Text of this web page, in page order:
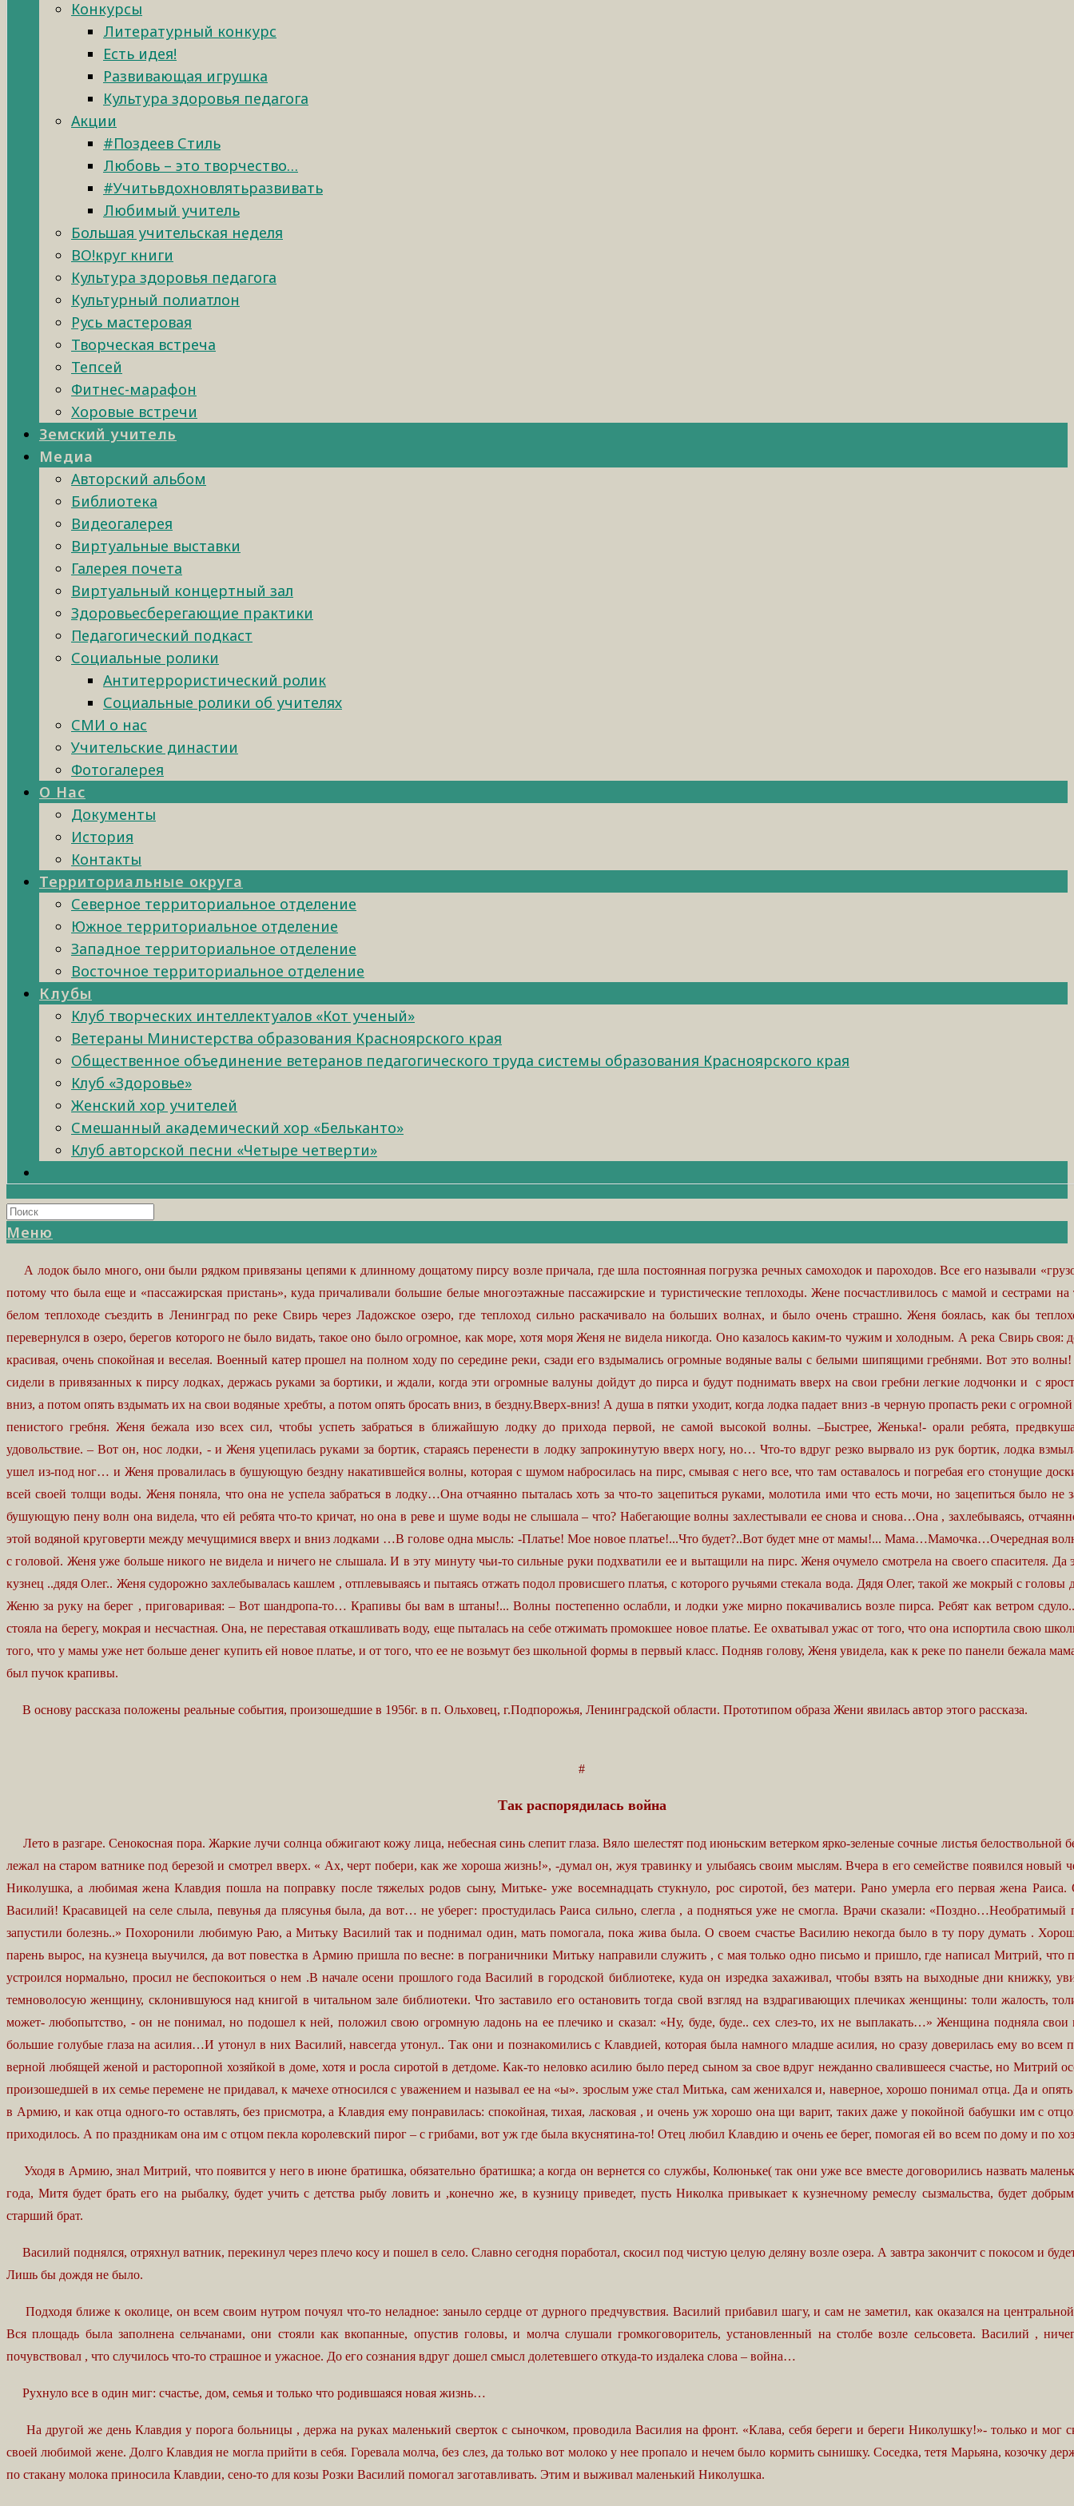
Конкурсы
Литературный конкурс
Есть идея!
Развивающая игрушка
Культура здоровья педагога
Акции
#Поздеев Стиль
Любовь – это творчество…
#Учитьвдохновлятьразвивать
Любимый учитель
Большая учительская неделя
ВО!круг книги
Культура здоровья педагога
Культурный полиатлон
Русь мастеровая
Творческая встреча
Тепсей
Фитнес-марафон
Хоровые встречи
Земский учитель
Медиа
Авторский альбом
Библиотека
Видеогалерея
Виртуальные выставки
Галерея почета
Виртуальный концертный зал
Здоровьесберегающие практики
Педагогический подкаст
Социальные ролики
Антитеррористический ролик
Социальные ролики об учителях
СМИ о нас
Учительские династии
Фотогалерея
О Нас
Документы
История
Контакты
Территориальные округа
Северное территориальное отделение
Южное территориальное отделение
Западное территориальное отделение
Восточное территориальное отделение
Клубы
Клуб творческих интеллектуалов «Кот ученый»
Ветераны Министерства образования Красноярского края
Общественное объединение ветеранов педагогического труда системы образования Красноярского края
Клуб «Здоровье»
Женский хор учителей
Смешанный академический хор «Бельканто»
Клуб авторской песни «Четыре четверти»
Меню
А лодок было много, они были рядком привязаны цепями к длинному дощатому пирсу возле причала, где шла постоянная погрузка речных самоходок и пароходов. Все его называли
потому что была еще и «пассажирская пристань», куда причаливали большие белые многоэтажные пассажирские и туристические теплоходы. Жене посчастливилось с мамой и сестрами
белом теплоходе съездить в Ленинград по реке Свирь через Ладожское озеро, где теплоход сильно раскачивало на больших волнах, и было очень страшно. Женя боялась, как бы
перевернулся в озеро, берегов которого не было видать, такое оно было огромное, как море, хотя моря Женя не видела никогда. Оно казалось каким-то чужим и холодным. А река Свирь своя:
красивая, очень спокойная и веселая. Военный катер прошел на полном ходу по середине реки, сзади его вздымались огромные водяные валы с белыми шипящими гребнями. Вот это волны!
сидели в привязанных к пирсу лодках, держась руками за бортики, и ждали, когда эти огромные валуны дойдут до пирса и будут поднимать вверх на свои гребни легкие лодчонки и с
вниз, а потом опять вздымать их на свои водяные хребты, а потом опять бросать вниз, в бездну.Вверх-вниз! А душа в пятки уходит, когда лодка падает вниз -в черную пропасть реки с
пенистого гребня. Женя бежала изо всех сил, чтобы успеть забраться в ближайшую лодку до прихода первой, не самой высокой волны. –Быстрее, Женька!- орали ребята,
удовольствие. – Вот он, нос лодки, - и Женя уцепилась руками за бортик, стараясь перенести в лодку запрокинутую вверх ногу, но… Что-то вдруг резко вырвало из рук бортик, лодка
ушел из-под ног… и Женя провалилась в бушующую бездну накатившейся волны, которая с шумом набросилась на пирс, смывая с него все, что там оставалось и погребая его стонущие
всей своей толщи воды. Женя поняла, что она не успела забраться в лодку…Она отчаянно пыталась хоть за что-то зацепиться руками, молотила ими что есть мочи, но зацепиться было не
бушующую пену волн она видела, что ей ребята что-то кричат, но она в реве и шуме воды не слышала – что? Набегающие волны захлестывали ее снова и снова…Она , захлебываясь,
этой водяной круговерти между мечущимися вверх и вниз лодками …В голове одна мысль: -Платье! Мое новое платье!...Что будет?..Вот будет мне от мамы!... Мама…Мамочка…Очередная
с головой. Женя уже больше никого не видела и ничего не слышала. И в эту минуту чьи-то сильные руки подхватили ее и вытащили на пирс. Женя очумело смотрела на своего спасителя. Да
кузнец ..дядя Олег.. Женя судорожно захлебывалась кашлем , отплевываясь и пытаясь отжать подол провисшего платья, с которого ручьями стекала вода. Дядя Олег, такой же мокрый с головы
Женю за руку на берег , приговаривая: – Вот шандропа-то… Крапивы бы вам в штаны!... Волны постепенно ослабли, и лодки уже мирно покачивались возле пирса. Ребят как ветром
стояла на берегу, мокрая и несчастная. Она, не переставая откашливать воду, еще пыталась на себе отжимать промокшее новое платье. Ее охватывал ужас от того, что она испортила свою
того, что у мамы уже нет больше денег купить ей новое платье, и от того, что ее не возьмут без школьной формы в первый класс. Подняв голову, Женя увидела, как к реке по панели бежала
был пучок крапивы.
В основу рассказа положены реальные события, произошедшие в 1956г. в п. Ольховец, г.Подпорожья, Ленинградской области. Прототипом образа Жени явилась автор этого рассказа.
#
Так распорядилась война
Лето в разгаре. Сенокосная пора. Жаркие лучи солнца обжигают кожу лица, небесная синь слепит глаза. Вяло шелестят под июньским ветерком ярко-зеленые сочные листья белоствольной
лежал на старом ватнике под березой и смотрел вверх. « Ах, черт побери, как же хороша жизнь!», -думал он, жуя травинку и улыбаясь своим мыслям. Вчера в его семействе появился новый
Николушка, а любимая жена Клавдия пошла на поправку после тяжелых родов сыну, Митьке- уже восемнадцать стукнуло, рос сиротой, без матери. Рано умерла его первая жена
Василий! Красавицей на селе слыла, певунья да плясунья была, да вот… не уберег: простудилась Раиса сильно, слегла , а подняться уже не смогла. Врачи сказали: «Поздно…Необратимый
запустили болезнь..» Похоронили любимую Раю, а Митьку Василий так и поднимал один, мать помогала, пока жива была. О своем счастье Василию некогда было в ту пору думать .
парень вырос, на кузнеца выучился, да вот повестка в Армию пришла по весне: в пограничники Митьку направили служить , с мая только одно письмо и пришло, где написал Митрий, что
устроился нормально, просил не беспокоиться о нем .В начале осени прошлого года Василий в городской библиотеке, куда он изредка захаживал, чтобы взять на выходные дни книжку,
темноволосую женщину, склонившуюся над книгой в читальном зале библиотеки. Что заставило его остановить тогда свой взгляд на вздрагивающих плечиках женщины: толи жалость,
может- любопытство, - он не понимал, но подошел к ней, положил свою огромную ладонь на ее плечико и сказал: «Ну, буде, буде.. сех слез-то, их не выплакать…» Женщина подняла свои
большие голубые глаза на асилия…И утонул в них Василий, навсегда утонул.. Так они и познакомились с Клавдией, которая была намного младше асилия, но сразу доверилась ему во всем
верной любящей женой и расторопной хозяйкой в доме, хотя и росла сиротой в детдоме. Как-то неловко асилию было перед сыном за свое вдруг нежданно свалившееся счастье, но Митрий
произошедшей в их семье перемене не придавал, к мачехе относился с уважением и называл ее на «ы». зрослым уже стал Митька, сам женихался и, наверное, хорошо понимал отца. Да и
в Армию, и как отца одного-то оставлять, без присмотра, а Клавдия ему понравилась: спокойная, тихая, ласковая , и очень уж хорошо она щи варит, таких даже у покойной бабушки им с
приходилось. А по праздникам она им с отцом пекла королевский пирог – с грибами, вот уж где была вкуснятина-то! Отец любил Клавдию и очень ее берег, помогая ей во всем по дому и по
Уходя в Армию, знал Митрий, что появится у него в июне братишка, обязательно братишка; а когда он вернется со службы, Колюньке( так они уже все вместе договорились назвать
года, Митя будет брать его на рыбалку, будет учить с детства рыбу ловить и ,конечно же, в кузницу приведет, пусть Николка привыкает к кузнечному ремеслу сызмальства, будет
старший брат.
Василий поднялся, отряхнул ватник, перекинул через плечо косу и пошел в село. Славно сегодня поработал, скосил под чистую целую деляну возле озера. А завтра закончит с покосом и
Лишь бы дождя не было.
Подходя ближе к околице, он всем своим нутром почуял что-то неладное: заныло сердце от дурного предчувствия. Василий прибавил шагу, и сам не заметил, как оказался на
Вся площадь была заполнена сельчанами, они стояли как вкопанные, опустив головы, и молча слушали громкоговоритель, установленный на столбе возле сельсовета. Василий ,
почувствовал , что случилось что-то страшное и ужасное. До его сознания вдруг дошел смысл долетевшего откуда-то издалека слова – война…
Рухнуло все в один миг: счастье, дом, семья и только что родившаяся новая жизнь…
На другой же день Клавдия у порога больницы , держа на руках маленький сверток с сыночком, проводила Василия на фронт. «Клава, себя береги и береги Николушку!»- только и мог
своей любимой жене. Долго Клавдия не могла прийти в себя. Горевала молча, без слез, да только вот молоко у нее пропало и нечем было кормить сынишку. Соседка, тетя Марьяна, козочку
по стакану молока приносила Клавдии, сено-то для козы Розки Василий помогал заготавливать. Этим и выживал маленький Николушка.